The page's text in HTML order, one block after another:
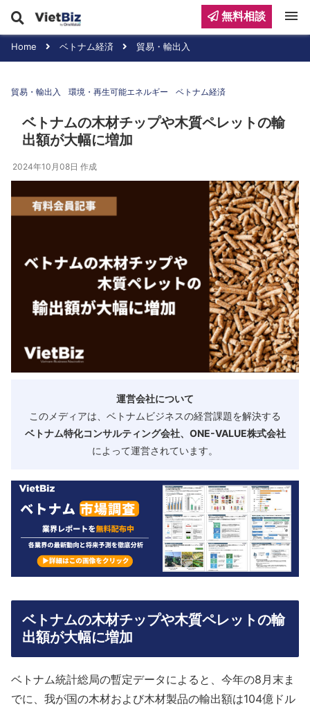
Home ベトナム経済 貿易・輸出入
貿易・輸出入 環境・再生可能エネルギー ベトナム経済
ベトナムの木材チップや木質ペレットの輸
出額が大幅に増加
2024年10月08日 作成
運営会社について
このメディアは、ベトナムビジネスの経営課題を解決する
ベトナム特化コンサルティング会社、ONE-VALUE株式会社
によって運営されています。
ベトナムの木材チップや木質ペレットの輸
出額が大幅に増加
ベトナム統計総局の暫定データによると、今年の8月末ま
でに、我が国の木材および木材製品の輸出額は104億ドル
無料相談 menu